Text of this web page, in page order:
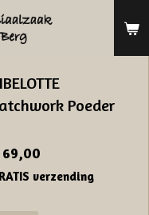
Poeder
69,00
verzending